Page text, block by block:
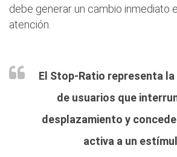
debe generar un cambio inmediato
atención.
El Stop-Ratio representa
de usuarios que
desplazamiento y
activa a un